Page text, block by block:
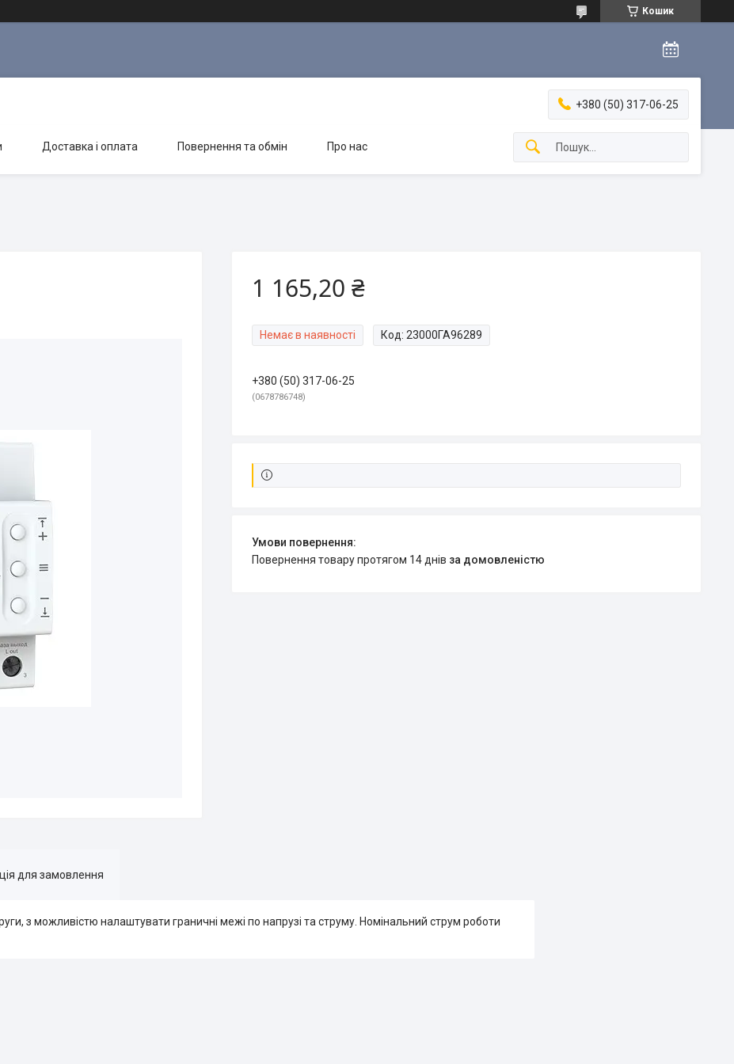
Кошик
+380 (50) 317-06-25
Доставка і оплата Повернення та обмін Про нас
1 165,20 ₴
Немає в наявності Код: 23000ГА96289
+380 (50) 317-06-25
0678786748
повернення товару протягом 14 днів за домовленістю
для замовлення
з можливістю налаштувати граничні межі по напрузі та струму. Номінальний струм роботи